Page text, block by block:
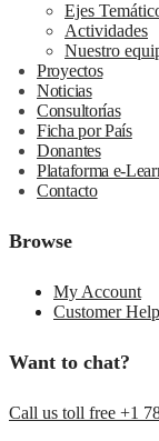
Ejes
Actividades
Nuestro
Proyectos
Noticias
Consultorías
Ficha por País
Donantes
Plataforma e-
Contacto
Browse
My Account
Customer Help
Want to chat?
Call us toll free +1